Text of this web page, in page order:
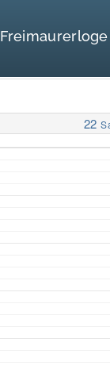
Freimaurerloge
22